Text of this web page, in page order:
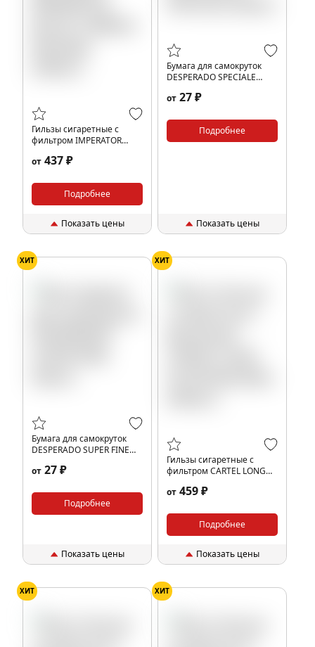
Гильзы сигаретные с
фильтром IMPERATOR
(200шт)
от 437 ₽
Подробнее
Показать цены
Бумага для самокруток
DESPERADO SPECIALE
от 27 ₽
Подробнее
Показать цены
ХИТ
Бумага для самокруток
DESPERADO SUPER FINE
от 27 ₽
Подробнее
Показать цены
ХИТ
Гильзы сигаретные с
фильтром CARTEL LONG
от 459 ₽
Подробнее
Показать цены
ХИТ ХИТ